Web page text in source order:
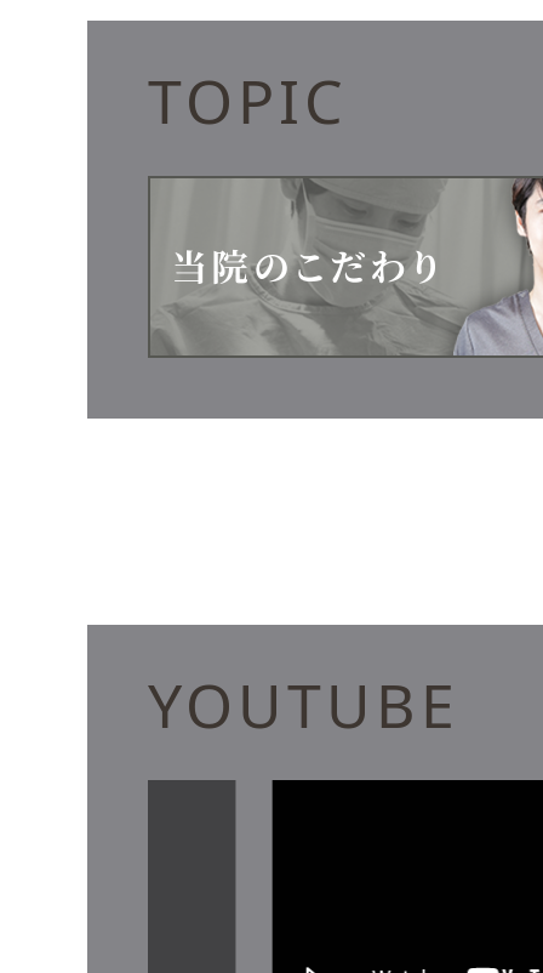
TOPIC
YOUTUBE